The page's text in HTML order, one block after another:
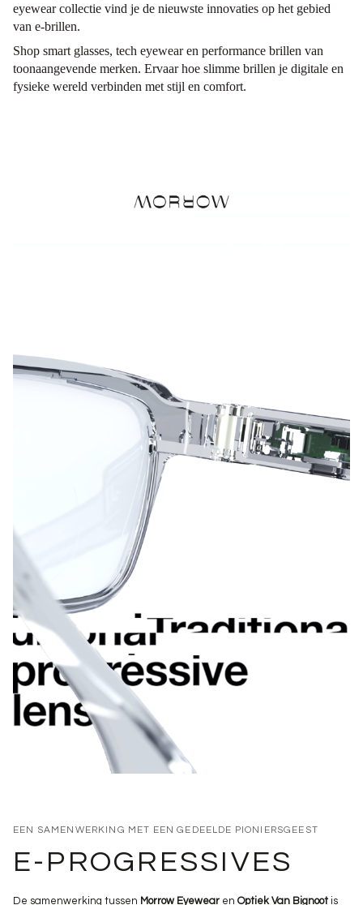
eyewear collectie vind je de nieuwste innovaties op het gebied
van e-brillen.
Shop smart glasses, tech eyewear en performance brillen van
toonaangevende merken. Ervaar hoe slimme brillen je digitale en
fysieke wereld verbinden met stijl en comfort.
EEN SAMENWERKING MET EEN GEDEELDE PIONIERSGEEST
E-PROGRESSIVES
De samenwerking tussen Morrow Eyewear en Optiek Van Bignoot is